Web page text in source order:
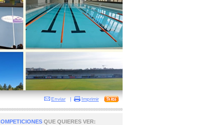
Enviar | Imprimir
QUE QUIERES VER: